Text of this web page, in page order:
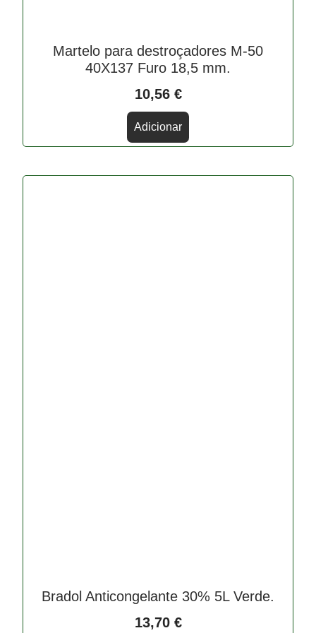
Martelo para destroçadores M-50
40X137 Furo 18,5 mm.
10,56 €
Adicionar
Bradol Anticongelante 30% 5L Verde.
13,70 €